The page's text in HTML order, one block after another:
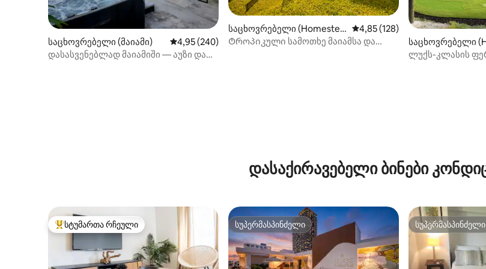
საცხოვრებელი (მაიამი) საშუალო შეფასებაა 5‑დან 4,95, 240 მიმოხილვა
4,95 (240)
დასასვენებლად მაიამიში — აუზი და
საცხოვრებელი (Homestea
d)
საშუალო შეფასებაა 5‑დან
4,85 (128)
Ტროპიკული სამოთხე მაიამსა და
საცხოვრებელი
d)
ლუქს-კლასის
დასაქირავებელი ბინები
სტუმართა რჩეული მოწინავე ვარიანტი
სტუმართა რჩეული სუპერმასპინძელი
სუპერმასპინძელი სუპერმასპინძელი
სუპერმასპინძელი